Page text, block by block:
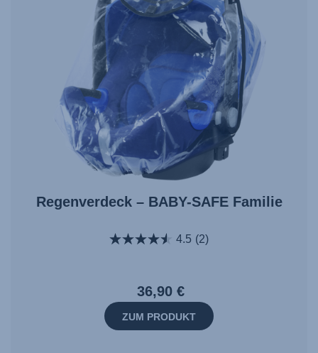
Regenverdeck – BABY-SAFE Familie
4.5 (2)
36,90 €
ZUM PRODUKT